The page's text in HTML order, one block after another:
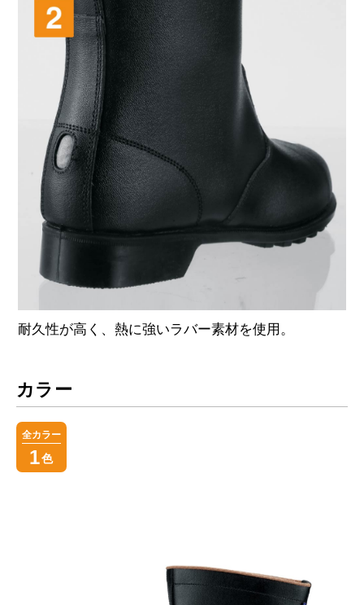
耐久性が高く、熱に強いラバー素材を使用。
カラー
全カラー
1色